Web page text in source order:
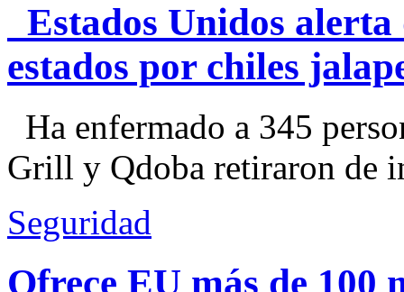
Estados Unidos alerta
estados por chiles
Ha enfermado a 345
Grill y Qdoba retiraron de
Seguridad
Ofrece EU más de 100